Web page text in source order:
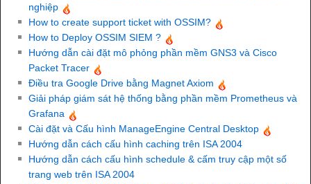
nghiệp
How to create support ticket with OSSIM?
How to Deploy OSSIM SIEM ?
Hướng dẫn cài đặt mô phỏng phần mềm GNS3 và Cisco
Packet Tracer
Điều tra Google Drive bằng Magnet Axiom
Giải pháp giám sát hệ thống bằng phần mềm Prometheus và
Grafana
Cài đặt và Cấu hình ManageEngine Central Desktop
Hướng dẫn cách cấu hình caching trên ISA 2004
Hướng dẫn cách cấu hình schedule & cấm truy cập một số
trang web trên ISA 2004